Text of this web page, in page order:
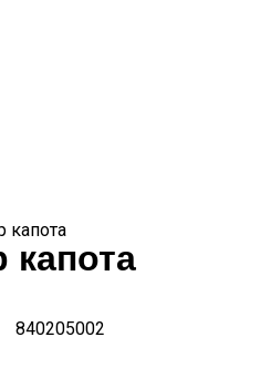
капота
капота
840205002